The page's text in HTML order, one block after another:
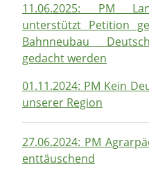
11.06.2025: PM
unterstützt Petition
Bahnneubau
gedacht werden
01.11.2024: PM Kein
unserer Region
27.06.2024: PM
enttäuschend